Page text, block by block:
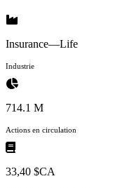
Insurance—Life
Industrie
714.1 M
Actions en circulation
33,40 $CA